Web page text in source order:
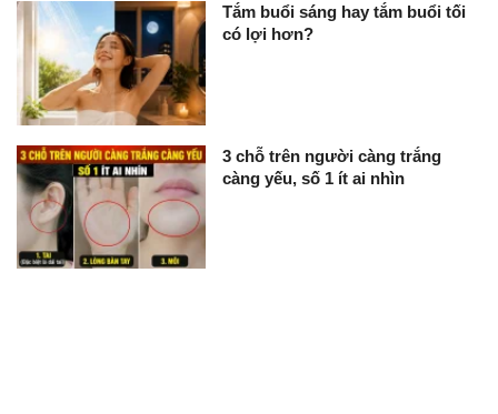
Tắm buổi sáng hay tắm buổi tối
có lợi hơn?
3 chỗ trên người càng trắng
càng yếu, số 1 ít ai nhìn